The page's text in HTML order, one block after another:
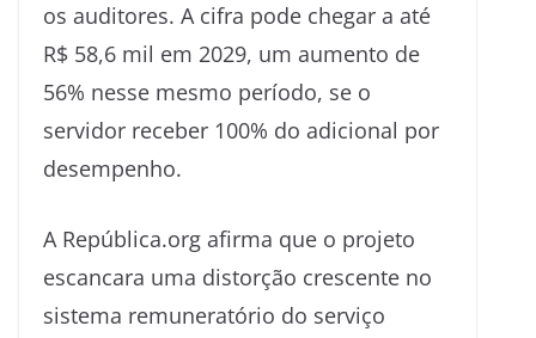
os auditores. A cifra pode chegar a até
R$ 58,6 mil em 2029, um aumento de
56% nesse mesmo período, se o
servidor receber 100% do adicional por
desempenho.
A República.org afirma que o projeto
escancara uma distorção crescente no
sistema remuneratório do serviço